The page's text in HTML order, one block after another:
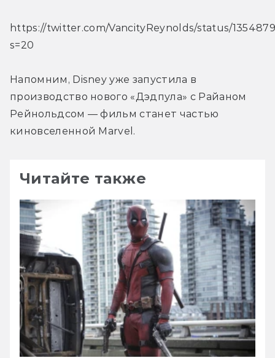
https://twitter.com/VancityReynolds/status/
s=20
Напомним, Disney уже запустила в
производство нового «Дэдпула» с Райаном
Рейнольдсом — фильм станет частью
киновселенной Marvel.
Читайте также